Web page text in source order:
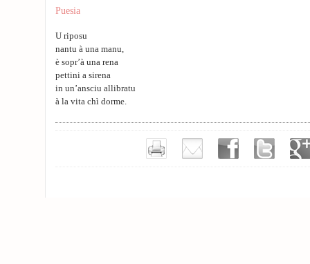
Puesia
U riposu
nantu à una manu,
è sopr’à una rena
pettini a sirena
in un’ansciu allibratu
à la vita chì dorme.